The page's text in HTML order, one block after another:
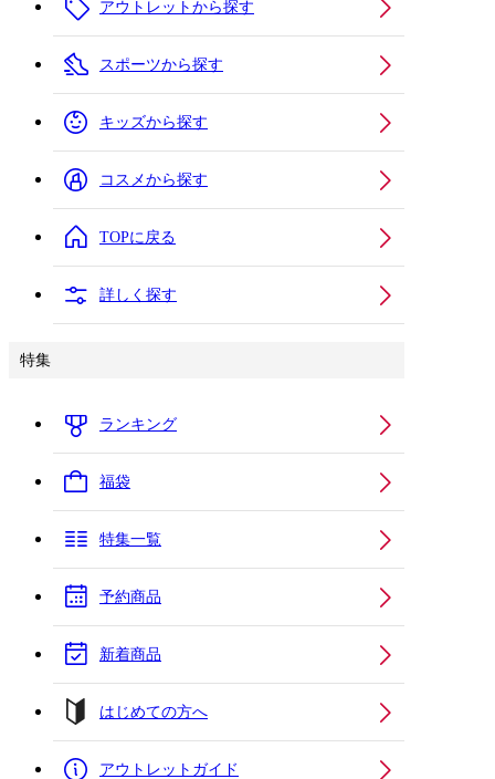
アウトレットから探す
スポーツから探す
キッズから探す
コスメから探す
TOPに戻る
詳しく探す
特集
ランキング
福袋
特集一覧
予約商品
新着商品
はじめての方へ
アウトレットガイド